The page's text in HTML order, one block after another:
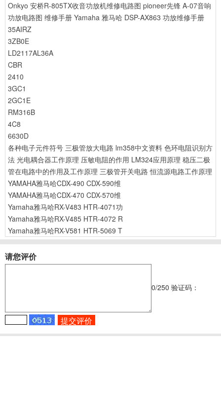
Onkyo 安桥R-805TX收音功放机维修电路图 pioneer先锋 A-07音响
功放电路图 维修手册 Yamaha 雅马哈 DSP-AX863 功放维修手册
35AIRZ
3ZB0E
LD2117AL36A
CBR
2410
3GC1
2GC1E
RM316B
4C8
6630D
各种电子元件符号 三极管放大电路 lm358中文资料 色环电阻识别方
法 光电耦合器工作原理 压敏电阻的作用 LM324应用原理 稳压二极
管在电路中的作用及工作原理 三极管开关电路 恒流源电路工作原理
YAMAHA雅马哈CDX-490 CDX-590维
YAMAHA雅马哈CDX-470 CDX-570维
Yamaha雅马哈RX-V483 HTR-4071功
Yamaha雅马哈RX-V485 HTR-4072 R
Yamaha雅马哈RX-V581 HTR-5069 T
请您评价
0/250 验证码：